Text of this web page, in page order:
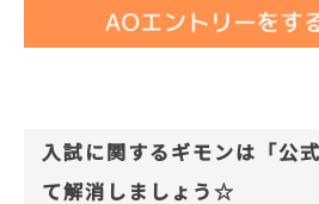
入試に関するギモンは「公
て解消しましょう☆